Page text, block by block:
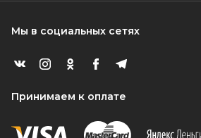
Мы в социальных сетях
Принимаем к оплате